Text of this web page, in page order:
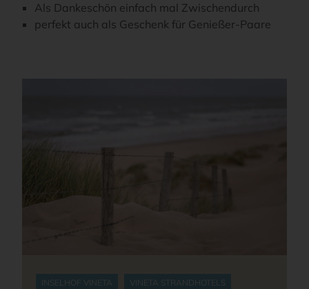
Als Dankeschön einfach mal Zwischendurch
perfekt auch als Geschenk für Genießer-Paare
INSELHOF VINETA VINETA STRANDHOTELS